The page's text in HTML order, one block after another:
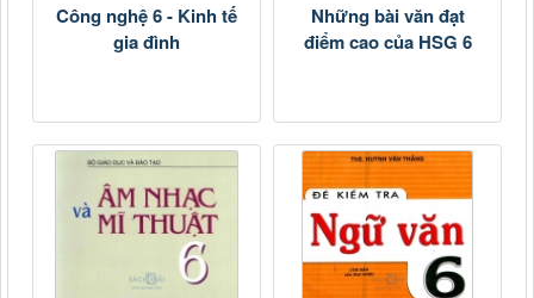
Công nghệ 6 - Kinh tế
gia đình
Những bài văn đạt
điểm cao của HSG 6